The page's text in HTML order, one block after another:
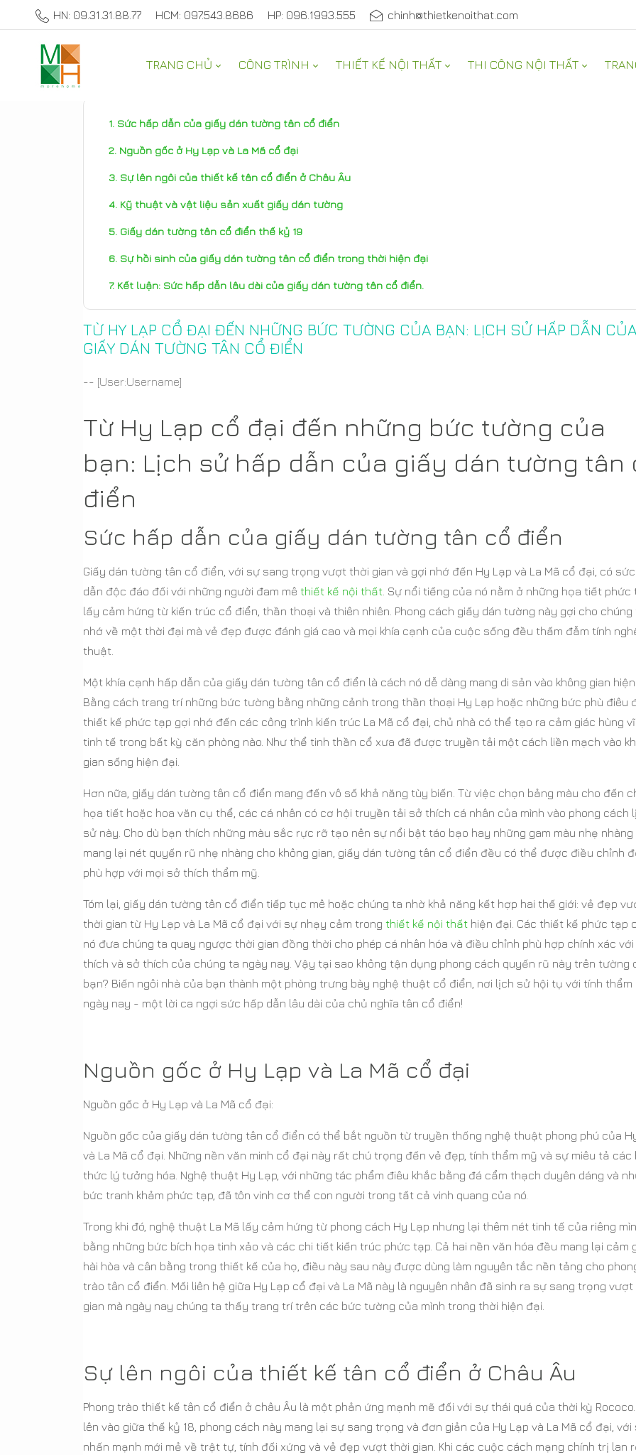
HN: 09.31.31.88.77 HCM: 097.543.8686 HP: 096.1993.555 chinh@thietkenoithat.com
TRANG CHỦ CÔNG TRÌNH THIẾT KẾ NỘI THẤT THI CÔNG NỘI THẤT
THAM KHẢO
Sức hấp dẫn của giấy dán tường tân cổ điển
Nguồn gốc ở Hy Lạp và La Mã cổ đại
Sự lên ngôi của thiết kế tân cổ điển ở Châu Âu
Kỹ thuật và vật liệu sản xuất giấy dán tường
Giấy dán tường tân cổ điển thế kỷ 19
Sự hồi sinh của giấy dán tường tân cổ điển trong thời hiện đại
Kết luận: Sức hấp dẫn lâu dài của giấy dán tường tân cổ điển.
TỪ HY LẠP CỔ ĐẠI ĐẾN NHỮNG BỨC TƯỜNG CỦA BẠN: LỊCH SỬ HẤP DẪN CỦA
GIẤY DÁN TƯỜNG TÂN CỔ ĐIỂN
-- [User:Username]
Từ Hy Lạp cổ đại đến những bức tường của
bạn: Lịch sử hấp dẫn của giấy dán tường tân
điển
Sức hấp dẫn của giấy dán tường tân cổ điển
Giấy dán tường tân cổ điển, với sự sang trọng vượt thời gian và gợi nhớ đến Hy Lạp và La Mã cổ đại, có
dẫn độc đáo đối với những người đam mê thiết kế nội thất . Sự nổi tiếng của nó nằm ở những họa tiết phức
lấy cảm hứng từ kiến trúc cổ điển, thần thoại và thiên nhiên. Phong cách giấy dán tường này gợi cho chúng
nhớ về một thời đại mà vẻ đẹp được đánh giá cao và mọi khía cạnh của cuộc sống đều thấm đẫm tính
thuật.
Một khía cạnh hấp dẫn của giấy dán tường tân cổ điển là cách nó dễ dàng mang di sản vào không gian hiện
Bằng cách trang trí những bức tường bằng những cảnh trong thần thoại Hy Lạp hoặc những bức phù điêu
thiết kế phức tạp gợi nhớ đến các công trình kiến trúc La Mã cổ đại, chủ nhà có thể tạo ra cảm giác hùng
tinh tế trong bất kỳ căn phòng nào. Như thể tinh thần cổ xưa đã được truyền tải một cách liền mạch vào
gian sống hiện đại.
Hơn nữa, giấy dán tường tân cổ điển mang đến vô số khả năng tùy biến. Từ việc chọn bảng màu cho đến
họa tiết hoặc hoa văn cụ thể, các cá nhân có cơ hội truyền tải sở thích cá nhân của mình vào phong cách
sử này. Cho dù bạn thích những màu sắc rực rỡ tạo nên sự nổi bật táo bạo hay những gam màu nhẹ nhàng
mang lại nét quyến rũ nhẹ nhàng cho không gian, giấy dán tường tân cổ điển đều có thể được điều chỉnh
phù hợp với mọi sở thích thẩm mỹ.
Tóm lại, giấy dán tường tân cổ điển tiếp tục mê hoặc chúng ta nhờ khả năng kết hợp hai thế giới: vẻ đẹp
thời gian từ Hy Lạp và La Mã cổ đại với sự nhạy cảm trong thiết kế nội thất hiện đại. Các thiết kế phức tạp
nó đưa chúng ta quay ngược thời gian đồng thời cho phép cá nhân hóa và điều chỉnh phù hợp chính xác
thích và sở thích của chúng ta ngày nay. Vậy tại sao không tận dụng phong cách quyến rũ này trên tường
bạn? Biến ngôi nhà của bạn thành một phòng trưng bày nghệ thuật cổ điển, nơi lịch sử hội tụ với tính thẩm
ngày nay - một lời ca ngợi sức hấp dẫn lâu dài của chủ nghĩa tân cổ điển!
Nguồn gốc ở Hy Lạp và La Mã cổ đại
Nguồn gốc ở Hy Lạp và La Mã cổ đại:
Nguồn gốc của giấy dán tường tân cổ điển có thể bắt nguồn từ truyền thống nghệ thuật phong phú của
và La Mã cổ đại. Những nền văn minh cổ đại này rất chú trọng đến vẻ đẹp, tính thẩm mỹ và sự miêu tả các
thức lý tưởng hóa. Nghệ thuật Hy Lạp, với những tác phẩm điêu khắc bằng đá cẩm thạch duyên dáng và
bức tranh khảm phức tạp, đã tôn vinh cơ thể con người trong tất cả vinh quang của nó.
Trong khi đó, nghệ thuật La Mã lấy cảm hứng từ phong cách Hy Lạp nhưng lại thêm nét tinh tế của riêng
bằng những bức bích họa tinh xảo và các chi tiết kiến trúc phức tạp. Cả hai nền văn hóa đều mang lại cảm
hài hòa và cân bằng trong thiết kế của họ, điều này sau này được dùng làm nguyên tắc nền tảng cho
trào tân cổ điển. Mối liên hệ giữa Hy Lạp cổ đại và La Mã này là nguyên nhân đã sinh ra sự sang trọng vượt
gian mà ngày nay chúng ta thấy trang trí trên các bức tường của mình trong thời hiện đại.
Sự lên ngôi của thiết kế tân cổ điển ở Châu Âu
Phong trào thiết kế tân cổ điển ở châu Âu là một phản ứng mạnh mẽ đối với sự thái quá của thời kỳ Rococo.
lên vào giữa thế kỷ 18, phong cách này mang lại sự sang trọng và đơn giản của Hy Lạp và La Mã cổ đại, với
nhấn mạnh mới mẻ về trật tự, tính đối xứng và vẻ đẹp vượt thời gian. Khi các cuộc cách mạng chính trị lan